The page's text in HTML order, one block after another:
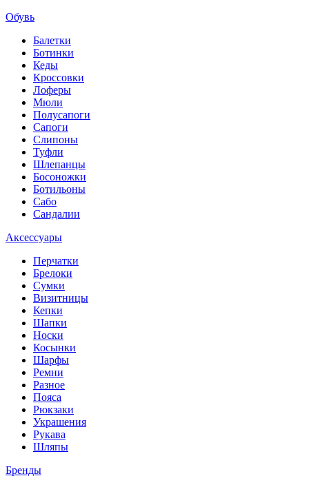
Обувь
Балетки
Ботинки
Кеды
Кроссовки
Лоферы
Мюли
Полусапоги
Сапоги
Слипоны
Туфли
Шлепанцы
Босоножки
Ботильоны
Сабо
Сандалии
Аксессуары
Перчатки
Брелоки
Сумки
Визитницы
Кепки
Шапки
Носки
Косынки
Шарфы
Ремни
Разное
Пояса
Рюкзаки
Украшения
Рукава
Шляпы
Бренды